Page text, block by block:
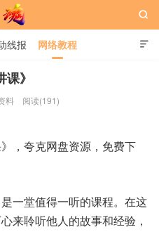

线报 网络教程

》
料 阅读(191)
，夸克网盘资源，免费下
一堂值得一听的课程。在这
来聆听他人的故事和经验，